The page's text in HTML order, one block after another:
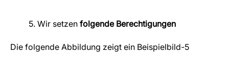
5. Wir setzen folgende Berechtigungen
Die folgende Abbildung zeigt ein Beispielbild-5